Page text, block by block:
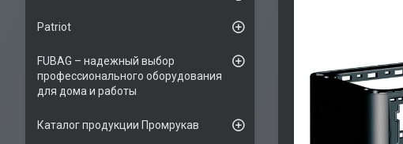
Patriot
FUBAG – надежный выбор
профессионального оборудования
для дома и работы
Каталог продукции Промрукав